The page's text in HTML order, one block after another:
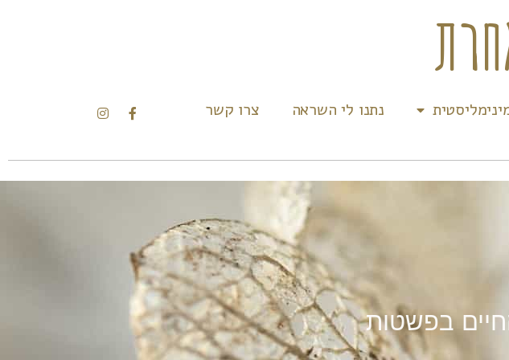
נתנו לי השראה צרו קשר
בפשטות